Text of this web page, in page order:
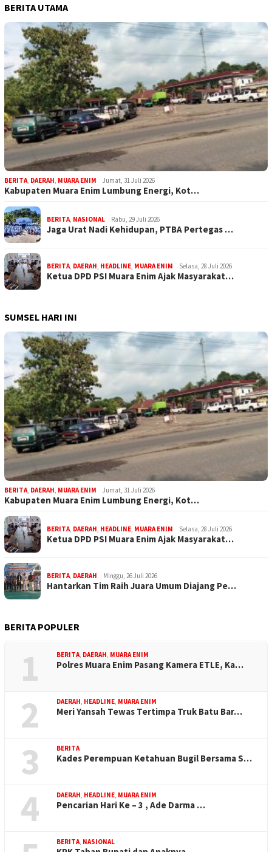
BERITA UTAMA
BERITA, DAERAH, MUARA ENIM Jumat, 31 Juli 2026
Kabupaten Muara Enim Lumbung Energi, Kot…
BERITA, NASIONAL Rabu, 29 Juli 2026
Jaga Urat Nadi Kehidupan, PTBA Pertegas …
BERITA, DAERAH, HEADLINE, MUARA ENIM Selasa, 28 Juli 2026
Ketua DPD PSI Muara Enim Ajak Masyarakat…
SUMSEL HARI INI
BERITA DAERAH MUARA ENIM Jumat, 31 Juli 2026
Kabupaten Muara Enim Lumbung Energi, Kot…
BERITA DAERAH HEADLINE MUARA ENIM Selasa, 28 Juli 2026
Ketua DPD PSI Muara Enim Ajak Masyarakat…
BERITA DAERAH Minggu, 26 Juli 2026
Hantarkan Tim Raih Juara Umum Diajang Pe…
BERITA POPULER
1 BERITA DAERAH MUARA ENIM
Polres Muara Enim Pasang Kamera ETLE, Ka…
2 DAERAH HEADLINE MUARA ENIM
Meri Yansah Tewas Tertimpa Truk Batu Bar…
3 BERITA
Kades Perempuan Ketahuan Bugil Bersama S…
4 DAERAH HEADLINE MUARA ENIM
Pencarian Hari Ke – 3 , Ade Darma …
BERITA NASIONAL